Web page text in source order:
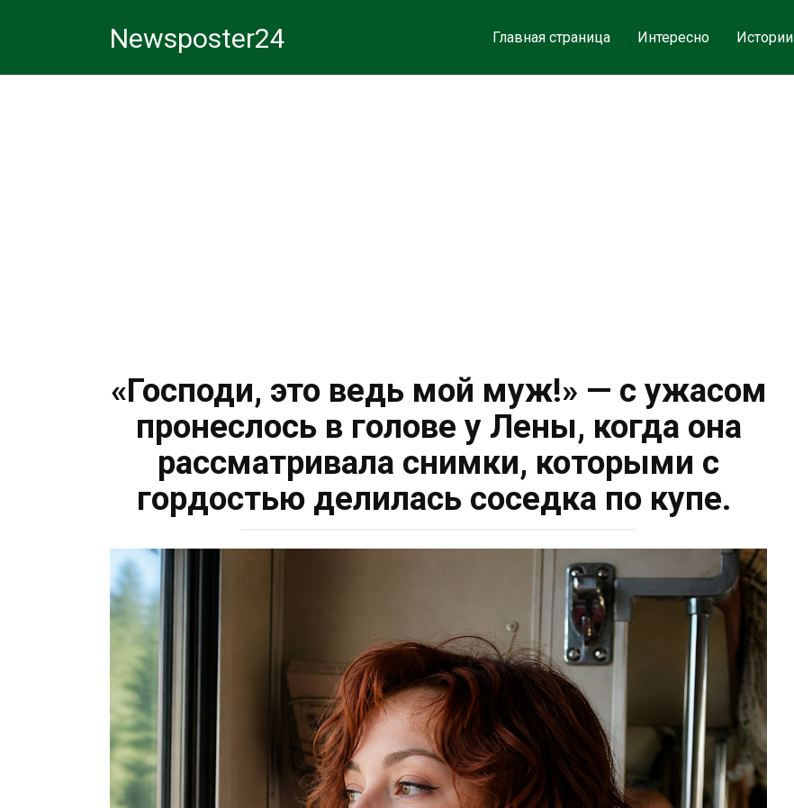
Newsposter24 Главная страница Интересно Истории
«Господи, это ведь мой муж!» — с ужасом
пронеслось в голове у Лены, когда она
рассматривала снимки, которыми с
гордостью делилась соседка по купе.